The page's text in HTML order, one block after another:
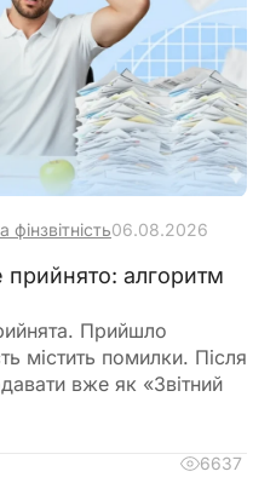
06.08.2026
прийнято: алгоритм
містить помилки. Після
вже як «Звітний
6637